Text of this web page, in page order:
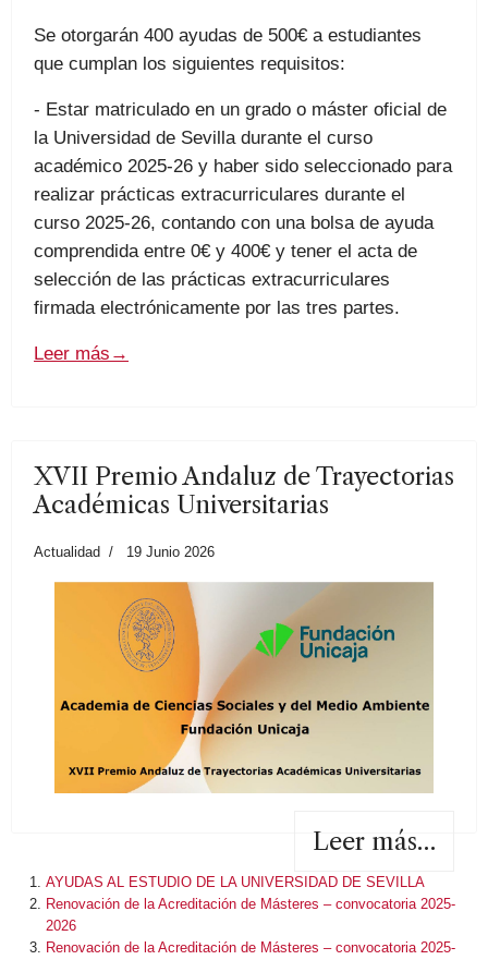
Se otorgarán 400 ayudas de 500€ a estudiantes
que cumplan los siguientes requisitos:
- Estar matriculado en un grado o máster oficial de
la Universidad de Sevilla durante el curso
académico 2025-26 y haber sido seleccionado para
realizar prácticas extracurriculares durante el
curso 2025-26, contando con una bolsa de ayuda
comprendida entre 0€ y 400€ y tener el acta de
selección de las prácticas extracurriculares
firmada electrónicamente por las tres partes.
Leer más →
XVII Premio Andaluz de Trayectorias
Académicas Universitarias
Actualidad 19 Junio 2026
Leer más…
AYUDAS AL ESTUDIO DE LA UNIVERSIDAD DE SEVILLA
Renovación de la Acreditación de Másteres – convocatoria 2025-
2026
Renovación de la Acreditación de Másteres – convocatoria 2025-